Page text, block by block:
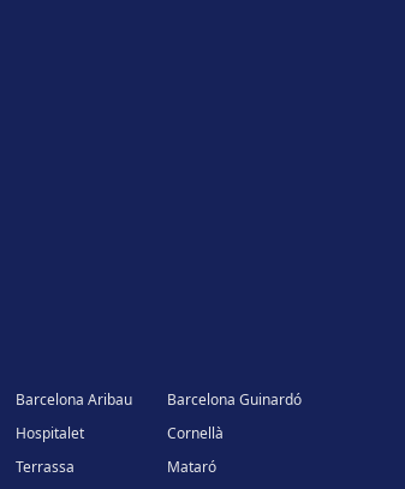
Barcelona Aribau
Barcelona Guinardó
Hospitalet
Cornellà
Terrassa
Mataró